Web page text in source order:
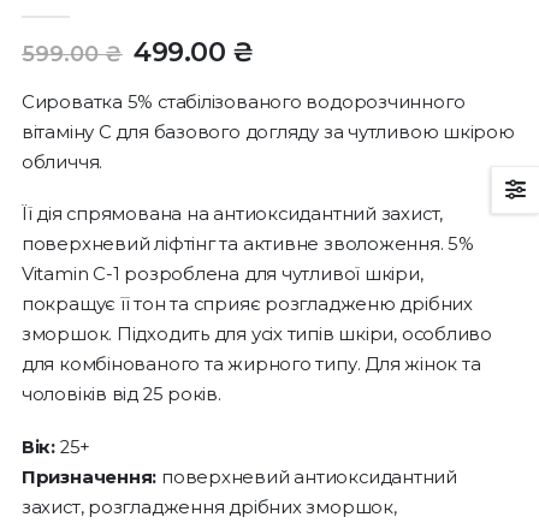
599.00₴ Оригінальна
599.00 ₴.
499.00 ₴Поточна
499.00 ₴.
Сироватка 5% стабілізованого водорозчинного
вітаміну С для базового догляду за чутливою шкірою
обличчя.
Її дія спрямована на антиоксидантний захист,
поверхневий ліфтінг та активне зволоження. 5%
Vitamin C-1 розроблена для чутливої шкіри,
покращує її тон та сприяє розгладженю дрібних
зморшок. Підходить для усіх типів шкіри, особливо
для комбінованого та жирного типу. Для жінок та
чоловіків від 25 років.
Вік: 25+
Призначення: поверхневий антиоксидантний
захист, розгладження дрібних зморшок,